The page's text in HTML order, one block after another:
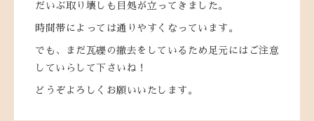
だいぶ取り壊しも目処が立ってきました。
時間帯によっては通りやすくなっています。
でも、まだ瓦礫の撤去をしているため足元にはご注意
していらして下さいね！
どうぞよろしくお願いいたします。